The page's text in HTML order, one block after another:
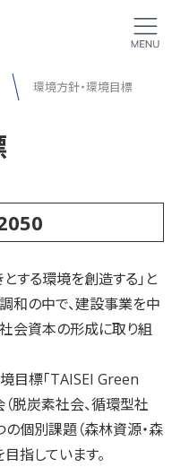
環境方針・環境目標
する環境を創造する」と
和の中で、建設事業を中
会資本の形成に取り組
目標「TAISEI Green
脱炭素社会、循環型社
の個別課題（森林資源・森
指しています。